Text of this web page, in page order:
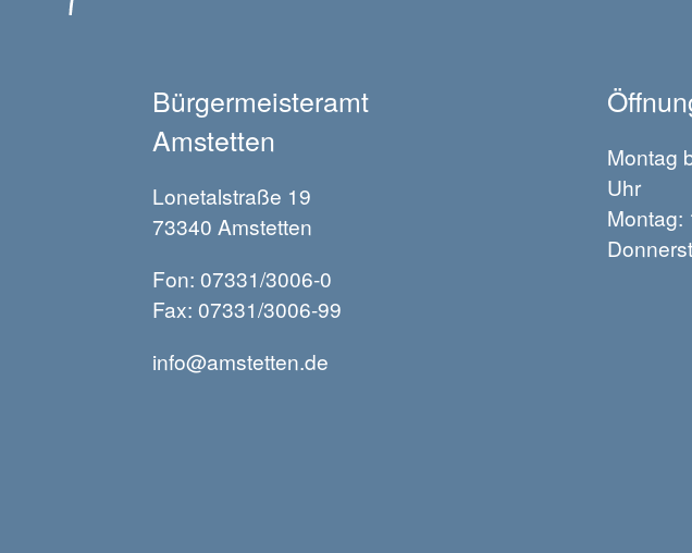
Bürgermeisteramt
Amstetten
Lonetalstraße 19
73340 Amstetten
Fon: 07331/3006-0
Fax: 07331/3006-99
info@amstetten.de
Montag
Uhr
Montag: